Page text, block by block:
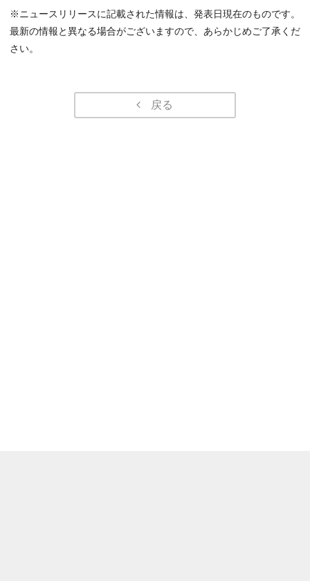
※ニュースリリースに記載された情報は、発表日現在のものです。
最新の情報と異なる場合がございますので、あらかじめご了承くだ
さい。
戻る